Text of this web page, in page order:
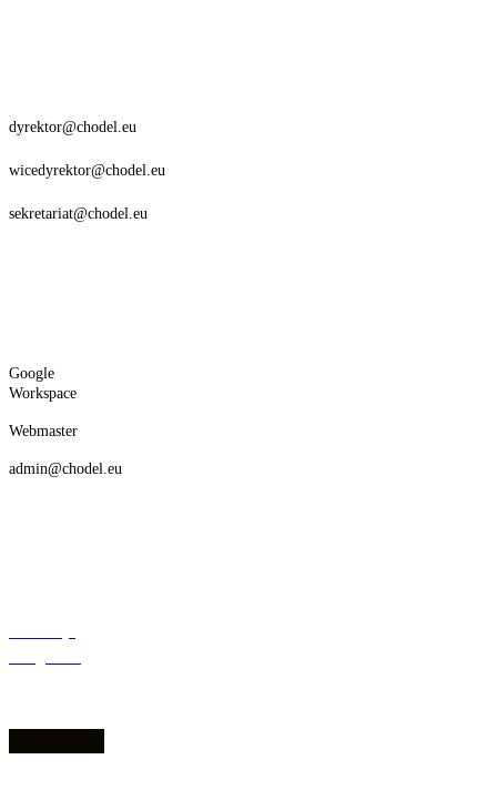
dyrektor@chodel.eu
wicedyrektor@chodel.eu
sekretariat@chodel.eu
Google
Workspace
Webmaster
admin@chodel.eu